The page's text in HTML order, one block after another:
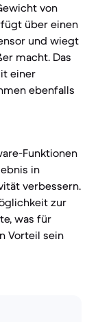
von
über einen
und wiegt
macht. Das
einer
ebenfalls
Funktionen
in
verbessern.
zur
was für
Vorteil sein